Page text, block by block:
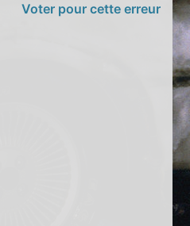
Voter pour cette erreur